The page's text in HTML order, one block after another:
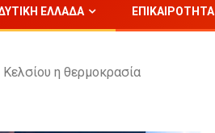
ΕΛΛΆΔΑ ΕΠΙΚΑΙΡΌΤΗΤΑ
η θερμοκρασία